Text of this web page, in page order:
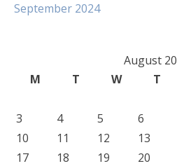
September 2024
August
M
T W T
3
4 5 6
10
11 12 13
17
18 19 20